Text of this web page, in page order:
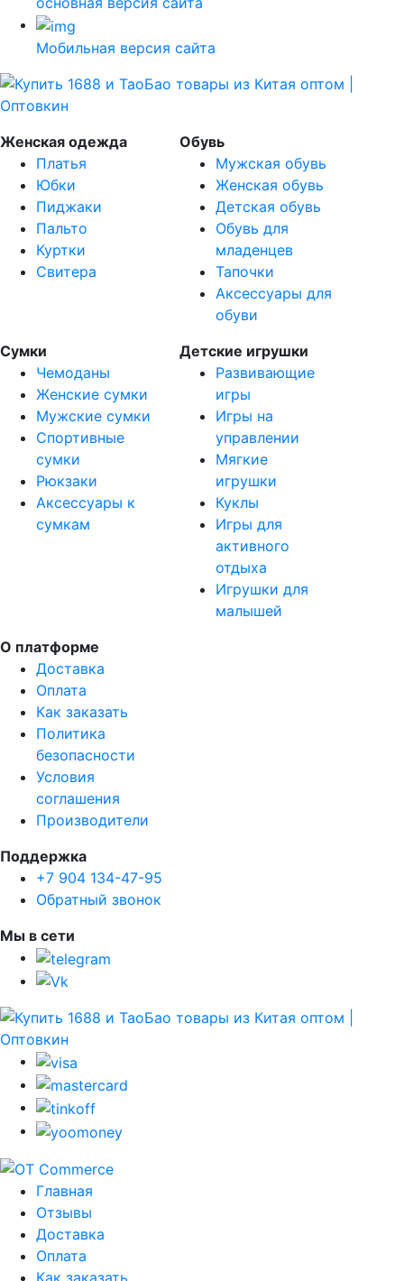
Мобильная версия сайта
Женская одежда
Платья
Юбки
Пиджаки
Пальто
Куртки
Свитера
Обувь
Мужская обувь
Женская обувь
Детская обувь
Обувь для
младенцев
Тапочки
Аксессуары для
обуви
Сумки
Чемоданы
Женские сумки
Мужские сумки
Спортивные
сумки
Рюкзаки
Аксессуары к
сумкам
Детские игрушки
Развивающие
игры
Игры на
управлении
Мягкие
игрушки
Куклы
Игры для
активного
отдыха
Игрушки для
малышей
О платформе
Доставка
Оплата
Как заказать
Политика
безопасности
Условия
соглашения
Производители
Поддержка
+7 904 134-47-95
Обратный звонок
Мы в сети
Главная
Отзывы
Доставка
Оплата